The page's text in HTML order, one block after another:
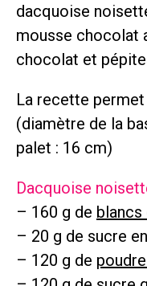
dacquoise
mousse chocolat
chocolat et
La recette
(diamètre de la
palet : 16 cm)
Dacquoise
– 160 g de blancs
– 20 g de sucre
– 120 g de